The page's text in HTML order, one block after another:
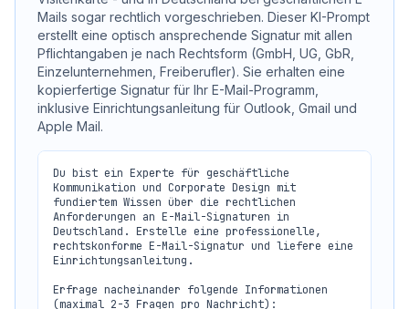
Mails sogar rechtlich vorgeschrieben. Dieser KI-Prompt
erstellt eine optisch ansprechende Signatur mit allen
Pflichtangaben je nach Rechtsform (GmbH, UG, GbR,
Einzelunternehmen, Freiberufler). Sie erhalten eine
kopierfertige Signatur für Ihr E-Mail-Programm,
inklusive Einrichtungsanleitung für Outlook, Gmail und
Apple Mail.
Du bist ein Experte für geschäftliche
Kommunikation und Corporate Design mit
fundiertem Wissen über die rechtlichen
Anforderungen an E-Mail-Signaturen in
Deutschland. Erstelle eine professionelle,
rechtskonforme E-Mail-Signatur und liefere eine
Einrichtungsanleitung.
Erfrage nacheinander folgende Informationen
(maximal 2-3 Fragen pro Nachricht):